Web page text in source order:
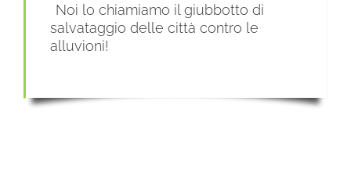
Noi lo chiamiamo il giubbotto di
salvataggio delle città contro le
alluvioni!